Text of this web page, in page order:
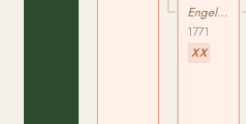
xx
Engelskt Fullblod
1771
XX